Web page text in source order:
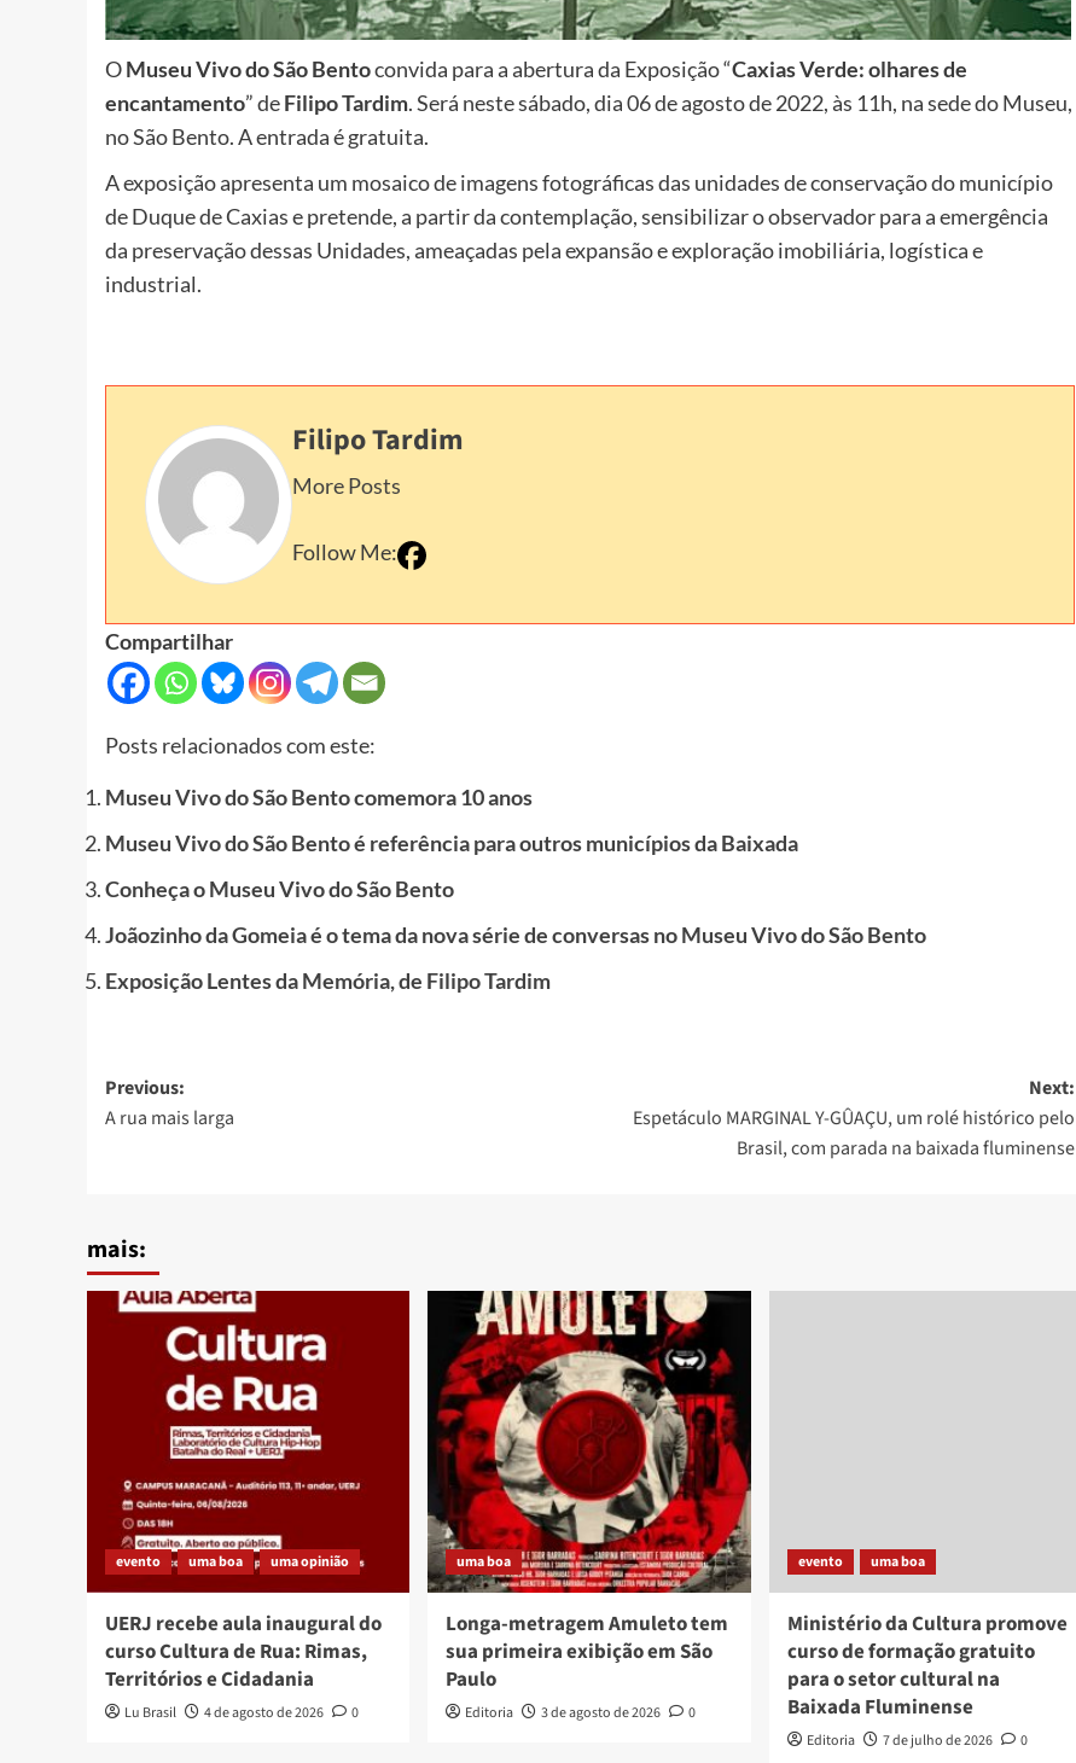
OMuseu Vivo do São Bentoconvida para a abertura da Exposição “Caxias Verde: olhares de
encantamento” deFilipo Tardim. Será neste sábado, dia 06 de agosto de 2022, às 11h, na sede do Museu,
no São Bento. A entrada é gratuita.
A exposição apresenta um mosaico de imagens fotográficas das unidades de conservação do município
de Duque de Caxias e pretende, a partir da contemplação, sensibilizar o observador para a emergência
da preservação dessas Unidades, ameaçadas pela expansão e exploração imobiliária, logística e
industrial.
Filipo Tardim
More Posts
Follow Me:
Compartilhar
Posts relacionados com este:
Museu Vivo do São Bento comemora 10 anos
Museu Vivo do São Bento é referência para outros municípios da Baixada
Conheça o Museu Vivo do São Bento
Joãozinho da Gomeia é o tema da nova série de conversas no Museu Vivo do São Bento
Exposição Lentes da Memória, de Filipo Tardim
Post
navigation
Previous:
A rua mais larga
Next:
Espetáculo MARGINAL Y-GÛAÇU, um rolé histórico pelo
Brasil, com parada na baixada fluminense
mais:
evento uma boa uma opinião
UERJ recebe aula inaugural do
curso Cultura de Rua: Rimas,
Territórios e Cidadania
Lu Brasil 4 de agosto de 2026 0
uma boa
Longa-metragem Amuleto tem
sua primeira exibição em São
Paulo
Editoria 3 de agosto de 2026 0
evento uma boa
Ministério da Cultura promove
curso de formação gratuito
para o setor cultural na
Baixada Fluminense
Editoria 7 de julho de 2026 0